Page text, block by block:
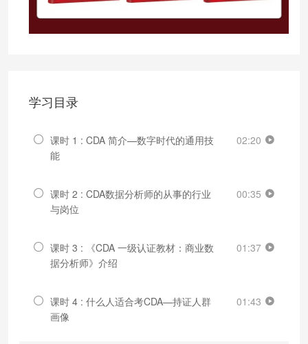
学习目录
课时 1 : CDA 简介—数字时代的通用技
能
02:20
课时 2 : CDA数据分析师的从事的行业
与岗位
00:35
课时 3 : 《CDA 一级认证教材：商业数
据分析师》介绍
01:37
课时 4 : 什么人适合考CDA—持证人群
画像
01:43